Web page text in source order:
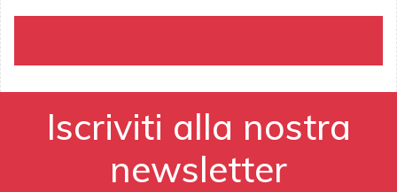
Iscriviti alla nostra
newsletter